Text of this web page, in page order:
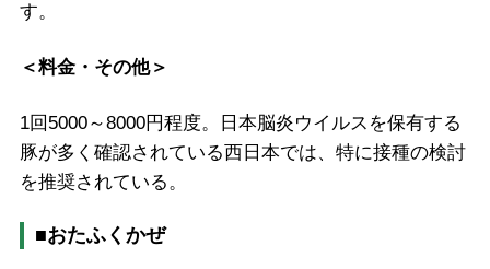
す。
＜料金・その他＞
1回5000～8000円程度。日本脳炎ウイルスを保有する
豚が多く確認されている西日本では、特に接種の検討
を推奨されている。
■おたふくかぜ